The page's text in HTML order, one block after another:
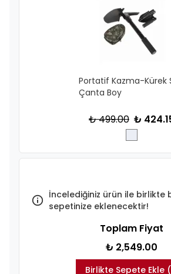
Portatif Kazma-Kürek
Çanta Boy
₺ 499.00 ₺
İncelediğiniz ürün ile birlikte
sepetinize eklenecektir!
Toplam Fiyat
₺ 2,549.00
Birlikte Sepete Ekle